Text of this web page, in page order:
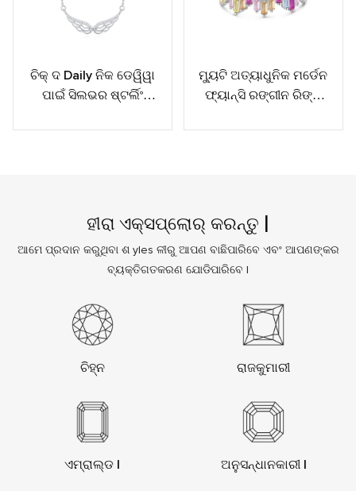
ଚିକ୍ ଦ Daily ନିକ ଡେୱିୱା
ପାଇଁ ସିଲଭର ଷ୍ଟର୍ଲିଂ
ମ୍ୟୁଟି ଅତ୍ୟାଧୁନିକ ମର୍ଡେନ
ଫ୍ୟାନ୍ସି ରଙ୍ଗୀନ ରିଙ୍ଗ
ହୀରା ଏକ୍ସପ୍ଲୋର୍ କରନ୍ତୁ |
ଆମେ ପ୍ରଦାନ କରୁଥିବା ଶ yles ଳୀରୁ ଆପଣ ବାଛିପାରିବେ ଏବଂ ଆପଣଙ୍କର
ବ୍ୟକ୍ତିଗତକରଣ ଯୋଡିପାରିବେ |
ଚିହ୍ନ ରାଜକୁମାରୀ
ଏମ୍ରାଲ୍ଡ | ଅନୁସନ୍ଧାନକାରୀ |